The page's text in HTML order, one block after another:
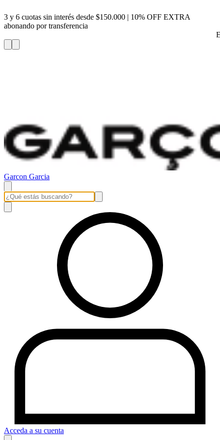
3 y 6 cuotas sin interés desde $150.000 | 10% OFF EXTRA
abonando por transferencia
Garcon Garcia
Acceda a su cuenta